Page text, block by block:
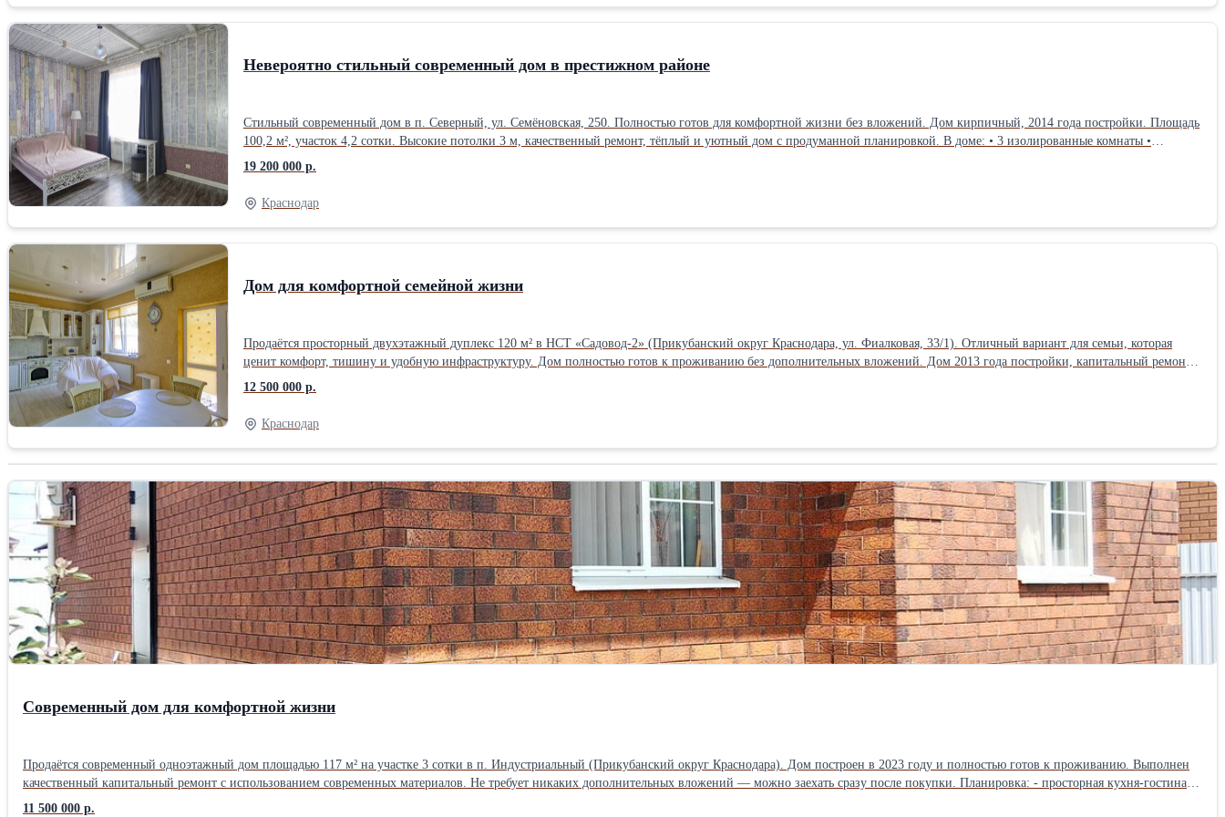
Невероятно стильный современный дом в престижном районе
Стильный современный дом в п. Северный, ул. Семёновская, 250. Полностью готов для комфортной жизни без вложений. Дом кирпичный, 2014 года постройки. Площадь
100,2 м², участок 4,2 сотки. Высокие потолки 3 м, качественный ремонт, тёплый и уютный дом с продуманной планировкой. В доме: • 3 изолированные комнаты •
просторная кухня-гостиная 55,6 м² • санузел в керамограните • вся мебель и техника остаются • сплит-системы, газ, оптоволоконный интернет, сигнализация
Коммуникации: • газовое отопление • собственная скважина 35 м • септик 15 м³ • электричество 15 кВт Участок благоустроен: • двор в брусчатке • откатные ворота • два
навеса • терраса и зона отдыха • сад с розами Тихая тупиковая улица с асфальтом. Рядом магазины, рынок, аптеки, остановки, детские и спортивные площадки. Школа и
школьный автобус рядом. До ТРЦ Красная Площадь несколько минут на машине. Отличный вариант для семьи, которая ищет готовый дом в спокойном и развитом районе
Краснодара.
19 200 000 р.
Краснодар
Дом для комфортной семейной жизни
Продаётся просторный двухэтажный дуплекс 120 м² в НСТ «Садовод-2» (Прикубанский округ Краснодара, ул. Фиалковая, 33/1). Отличный вариант для семьи, которая
ценит комфорт, тишину и удобную инфраструктуру. Дом полностью готов к проживанию без дополнительных вложений. Дом 2013 года постройки, капитальный ремонт
выполнен в 2018 году. Стены кирпичные с утеплением, крыша утеплена минватой, высота потолков — 3 метра. Благодаря качественным материалам в доме тепло зимой и
комфортно летом. Планировка удобная и функциональная: - на первом этаже расположены просторная кухня-гостиная 24 м² с выходом во двор и санузел с душевой; - на
втором этаже - 3 изолированные спальни и второй санузел с ванной. В доме остаётся мебель и техника: кухонный гарнитур, кондиционеры, кровати, шкафы и часть
бытовой техники. Установлены натяжные потолки, металлопластиковые окна, качественная лестница и стальная входная дверь. Все коммуникации подключены:
центральный газ, электричество 10 кВт, скважина 28 м, септик 8 м³, интернет. Участок 2 сотки, двор вымощен плиткой, установлен кирпичный забор и автоматические
транспорта, детские и спортивные площадки. Удобный выезд в сторону центра Краснодара и морского побережья.
12 500 000 р.
Краснодар
Современный дом для комфортной жизни
Продаётся современный одноэтажный дом площадью 117 м² на участке 3 сотки в п. Индустриальный (Прикубанский округ Краснодара). Дом построен в 2023 году и полностью готов к проживанию. Выполнен
качественный капитальный ремонт с использованием современных материалов. Не требует никаких дополнительных вложений — можно заехать сразу после покупки. Планировка: - просторная кухня-гостиная
— 27 м²; - две изолированные спальни — 16,1 м² и 12,2 м²; - прихожая — 10,7 м²; - совмещённый санузел 5,5 м² с ванной и душевой кабиной. Кухонный гарнитур, газовая плита и бытовая техника остаются
11 500 000 р.